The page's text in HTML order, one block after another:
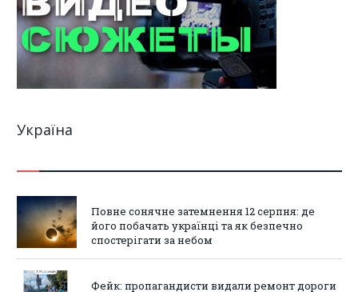
Україна
Повне сонячне затемнення 12 серпня: де
його побачать українці та як безпечно
спостерігати за небом
Фейк: пропагандисти видали ремонт дороги